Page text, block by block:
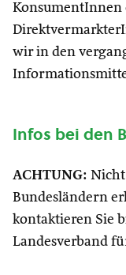
KonsumentInnen
wir in den
Infos bei den
ACHTUNG:
Bundesländern
kontaktieren Sie
Landesverband